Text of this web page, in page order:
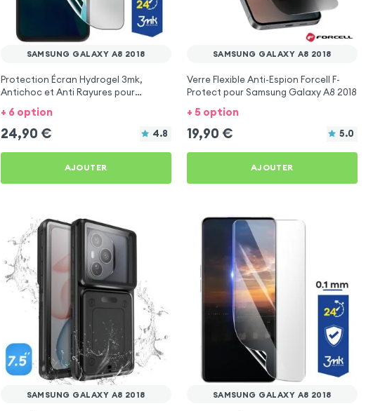
SAMSUNG GALAXY A8 2018
Protection Écran Hydrogel 3mk,
Antichoc et Anti Rayures pour
Samsung Galaxy A8 2018
+ 6 option
24,90 € 4.8
AJOUTER
SAMSUNG GALAXY A8 2018
Verre Flexible Anti-Espion Forcell F-
Protect pour Samsung Galaxy A8 2018
+ 5 option
19,90 € 5.0
AJOUTER
SAMSUNG GALAXY A8 2018 SAMSUNG GALAXY A8 2018